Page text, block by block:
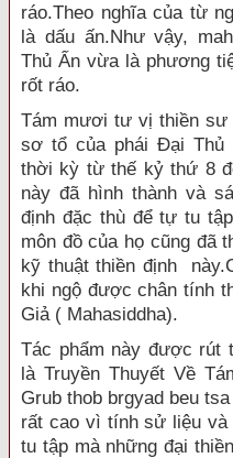
ráo.Theo nghĩa của từ
là dấu ấn.Như vậy,
Thủ Ấn vừa là phương
rốt ráo.
Tám mươi tư vị thiền sư
sơ tổ của phái Ðại Thủ
thời kỳ từ thế kỷ thứ 8
này đã hình thành và
định đặc thù để tự tu
môn đồ của họ cũng đã
kỹ thuật thiền định
khi ngộ được chân tính
Giả ( Mahasiddha).
Tác phẩm này được rút
là Truyền Thuyết Về
Grub thob brgyad beu
rất cao vì tính sử liệu và
tu tập mà những đại